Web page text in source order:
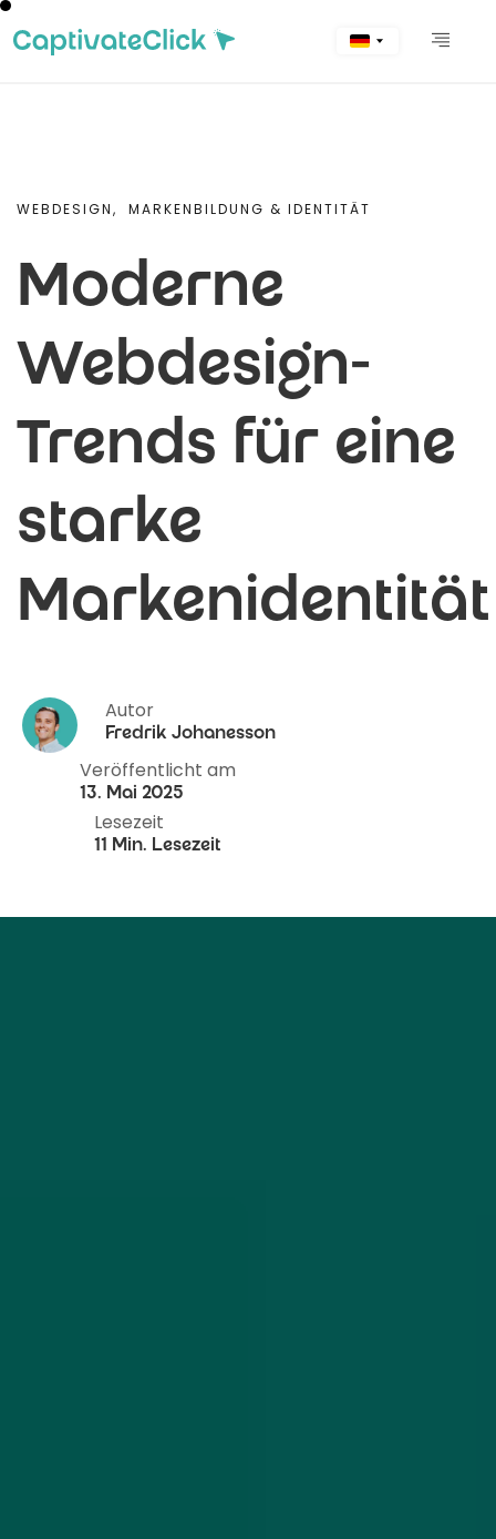
WEBDESIGN, MARKENBILDUNG & IDENTITÄT
Moderne
Webdesign-
Trends für eine
starke
Markenidentität
Autor
Fredrik Johanesson
Veröffentlicht am
13. Mai 2025
Lesezeit
11 Min. Lesezeit